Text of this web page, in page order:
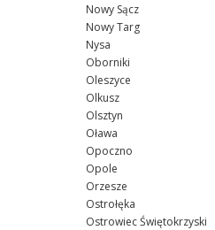
Nowy Sącz
Nowy Targ
Nysa
Oborniki
Oleszyce
Olkusz
Olsztyn
Oława
Opoczno
Opole
Orzesze
Ostrołęka
Ostrowiec Świętokrzyski